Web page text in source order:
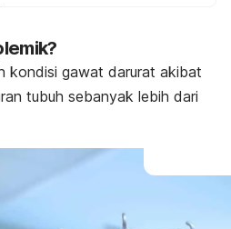
kondisi gawat darurat akibat
tubuh sebanyak lebih dari